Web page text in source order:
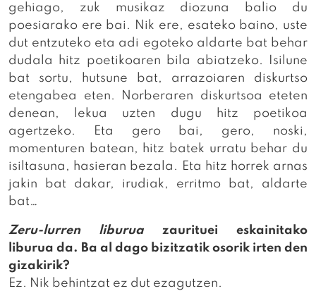
gehiago, zuk musikaz diozuna balio du
poesiarako ere bai. Nik ere, esateko baino, uste
dut entzuteko eta adi egoteko aldarte bat behar
dudala hitz poetikoaren bila abiatzeko. Isilune
bat sortu, hutsune bat, arrazoiaren diskurtso
etengabea eten. Norberaren diskurtsoa eteten
denean, lekua uzten dugu hitz poetikoa
agertzeko. Eta gero bai, gero, noski,
momenturen batean, hitz batek urratu behar du
isiltasuna, hasieran bezala. Eta hitz horrek arnas
jakin bat dakar, irudiak, erritmo bat, aldarte
bat…
Zeru-lurren liburua zaurituei eskainitako
liburua da. Ba al dago bizitzatik osorik irten den
gizakirik?
Ez. Nik behintzat ez dut ezagutzen.